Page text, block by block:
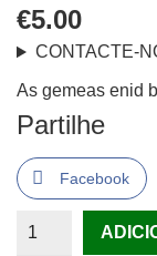
€5.00
CONTACTE-
As gemeas enid
Partilhe
Facebook
Quantidade